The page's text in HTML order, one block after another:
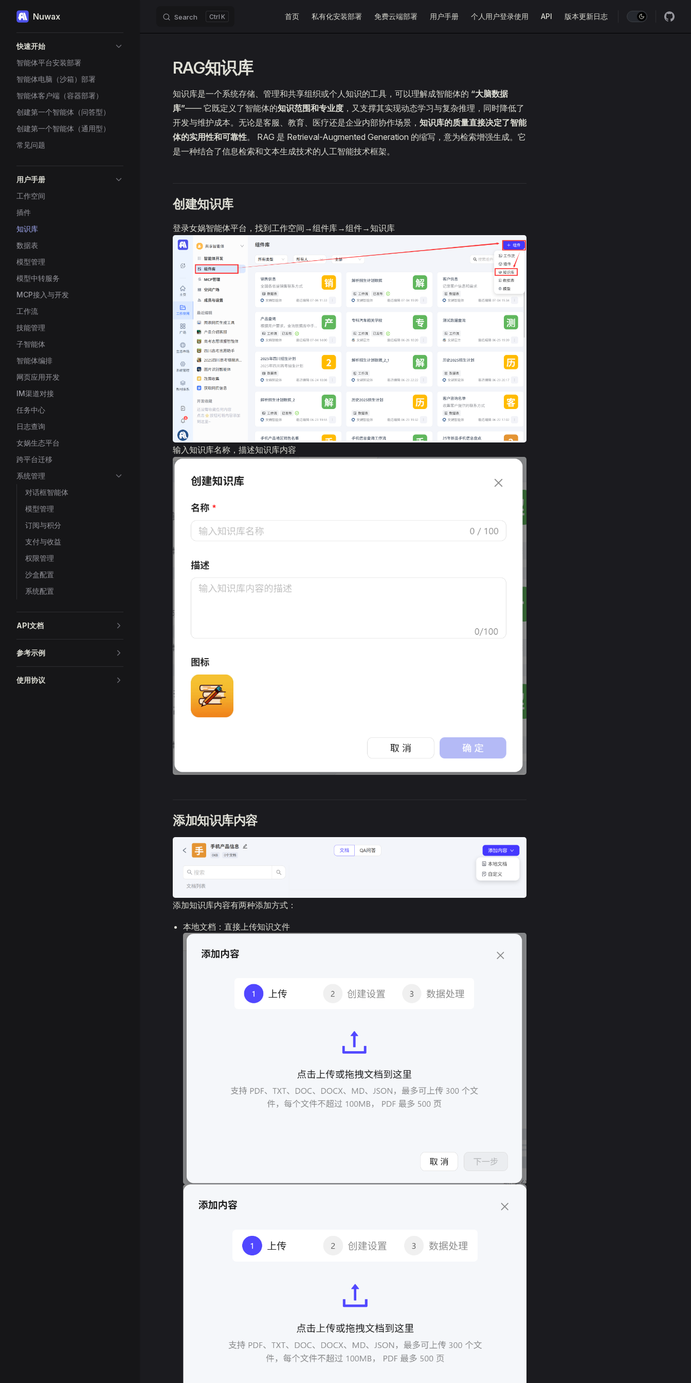
Skip to content
Nuwax Search K 首页 私有化安装部署 免费云端部署 用户手册 个人用户登录使用 API 版本更新日志
快速开始
智能体平台安装部署
智能体电脑（沙箱）部署
智能体客户端（容器部署）
创建第一个智能体（问答型）
创建第一个智能体（通用型）
常见问题
用户手册
工作空间
插件
知识库
数据表
模型管理
模型中转服务
MCP接入与开发
工作流
技能管理
子智能体
智能体编排
网页应用开发
IM渠道对接
任务中心
日志查询
女娲生态平台
跨平台迁移
系统管理
对话框智能体
模型管理
订阅与积分
支付与收益
权限管理
沙盒配置
系统配置
API文档
参考示例
使用协议
RAG知识库
知识库是一个系统存储、管理和共享组织或个人知识的工具，可以理解成智能体的 “大脑数据
库”—— 它既定义了智能体的知识范围和专业度 ，又支撑其实现动态学习与复杂推理，同时降低了
开发与维护成本。无论是客服、教育、医疗还是企业内部协作场景， 知识库的质量直接决定了智能
体的实用性和可靠性。 RAG 是 Retrieval-Augmented Generation 的缩写，意为检索增强生成。它
是一种结合了信息检索和文本生成技术的人工智能技术框架。
创建知识库
登录女娲智能体平台，找到工作空间→组件库→组件→知识库
输入知识库名称，描述知识库内容
添加知识库内容
添加知识库内容有两种添加方式：
本地文档：直接上传知识文件